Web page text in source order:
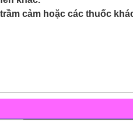
cảm hoặc các thuốc